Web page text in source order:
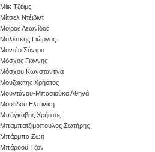
Μίικ Τζέιμς
Μίτσελ Ντέιβιντ
Μοίρας Λεωνίδας
Μολέσκης Γιώργος
Μοντέο Σάντρο
Μόσχος Γιάννης
Μόσχου Κωνσταντίνα
Μουζακίτης Χρήστος
Μουντάνου-Μπασιούκα Αθηνά
Μουτίδου Ελπινίκη
Μπάγκαβος Χρήστος
Μπαμπατζιμόπουλος Σωτήρης
Μπάρμπα Ζωή
Μπάροου Τζον